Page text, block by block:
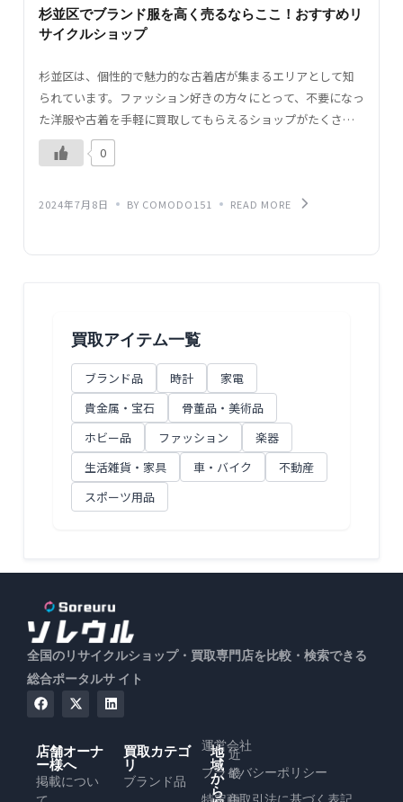
杉並区でブランド服を高く売るならここ！おすすめリ
サイクルショップ
杉並区は、個性的で魅力的な古着店が集まるエリアとして知
られています。ファッション好きの方々にとって、不要になっ
た洋服や古着を手軽に買取してもらえるショップがたくさん
あります。この記事では、杉並区で特におすすめの洋服・古
着 […]
0
2024年7月8日 BY COMODO151 READ MORE
買取アイテム一覧
ブランド品 時計
家電
貴金属・宝石
骨董品・美術品
ホビー品
ファッション
楽器
生活雑貨・家具
車・バイク
不動産
スポーツ用品
全国のリサイクルショップ・買取専門店を比較・検索できる
総合ポータルサ イト
店舗オーナ
ー様へ
掲載につい
買取カテゴ
リ
ブランド品
地
域
か
ら
近
畿
運営会社
プライバシーポリシー
特定商取引法に基づく表記